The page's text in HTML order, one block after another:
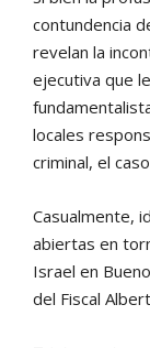
contundencia
revelan la
ejecutiva que
locales
criminal, el
Casualmente,
abiertas en
Israel en
del Fiscal